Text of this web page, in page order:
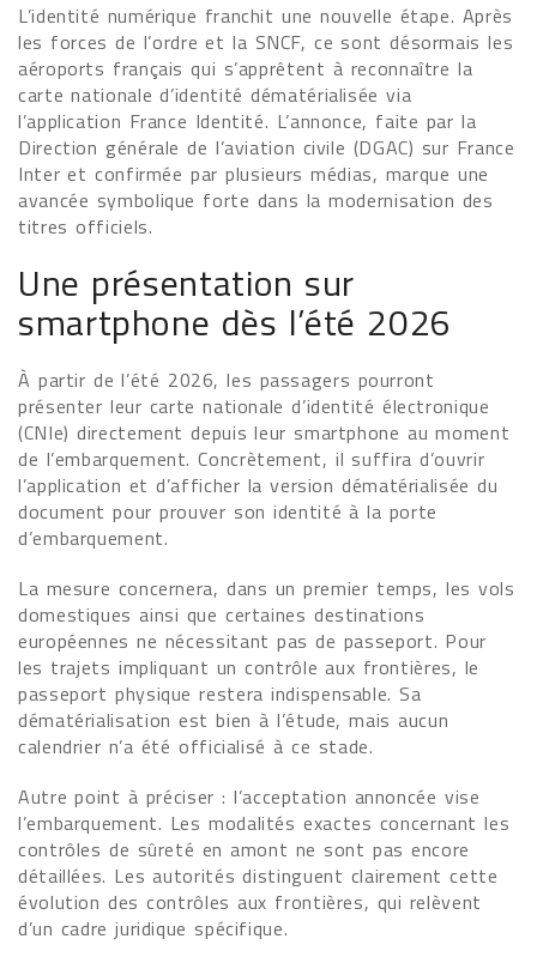
L’identité numérique franchit une nouvelle étape. Après
les forces de l’ordre et la SNCF, ce sont désormais les
aéroports français qui s’apprêtent à reconnaître la
carte nationale d’identité dématérialisée via
l’application France Identité. L’annonce, faite par la
Direction générale de l’aviation civile (DGAC) sur France
Inter et confirmée par plusieurs médias, marque une
avancée symbolique forte dans la modernisation des
titres officiels.
Une présentation sur
smartphone dès l’été 2026
À partir de l’été 2026, les passagers pourront
présenter leur carte nationale d’identité électronique
(CNIe) directement depuis leur smartphone au moment
de l’embarquement. Concrètement, il suffira d’ouvrir
l’application et d’afficher la version dématérialisée du
document pour prouver son identité à la porte
d’embarquement.
La mesure concernera, dans un premier temps, les vols
domestiques ainsi que certaines destinations
européennes ne nécessitant pas de passeport. Pour
les trajets impliquant un contrôle aux frontières, le
passeport physique restera indispensable. Sa
dématérialisation est bien à l’étude, mais aucun
calendrier n’a été officialisé à ce stade.
Autre point à préciser : l’acceptation annoncée vise
l’embarquement. Les modalités exactes concernant les
contrôles de sûreté en amont ne sont pas encore
détaillées. Les autorités distinguent clairement cette
évolution des contrôles aux frontières, qui relèvent
d’un cadre juridique spécifique.